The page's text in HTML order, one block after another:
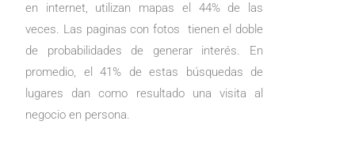
en internet, utilizan mapas el 44% de las
veces. Las paginas con fotos tienen el doble
de probabilidades de generar interés. En
promedio, el 41% de estas búsquedas de
lugares dan como resultado una visita al
negocio en persona.